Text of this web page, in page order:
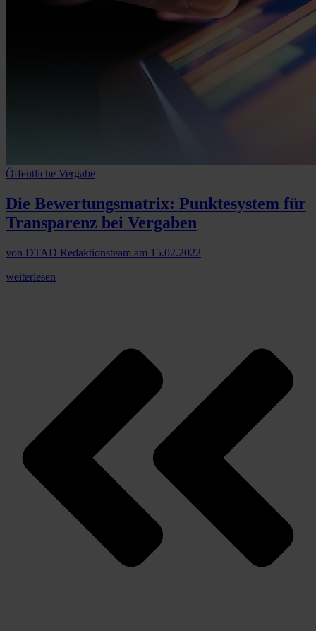
Öffentliche Vergabe
Die Bewertungsmatrix: Punktesystem für
Transparenz bei Vergaben
von DTAD Redaktionsteam am 15.02.2022
weiterlesen